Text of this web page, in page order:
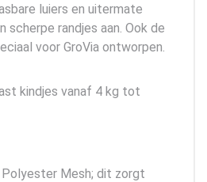
luiers en uitermate
scherpe randjes aan. Ook de
voor GroVia ontworpen.
kindjes vanaf 4 kg tot
Polyester Mesh; dit zorgt